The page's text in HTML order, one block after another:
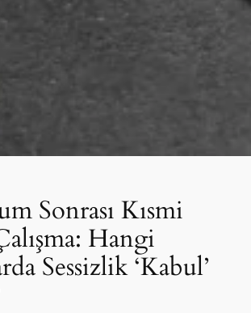
Sonrası Kısmi
Hangi
Sessizlik ‘Kabul’